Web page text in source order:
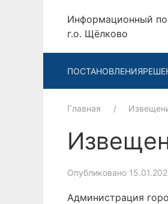
Информационный
г.о. Щёлково
ПОСТАНОВЛЕНИЯ
Главная
Опубликовано
Администрация